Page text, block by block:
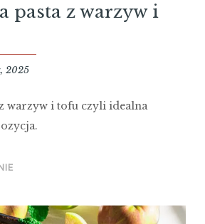
pasta z warzyw i
2025
warzyw i tofu czyli idealna